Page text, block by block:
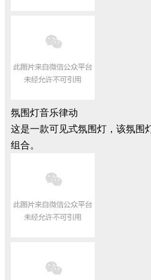
氛围灯音乐律动
这是一款可见式氛围灯，该氛围
组合。